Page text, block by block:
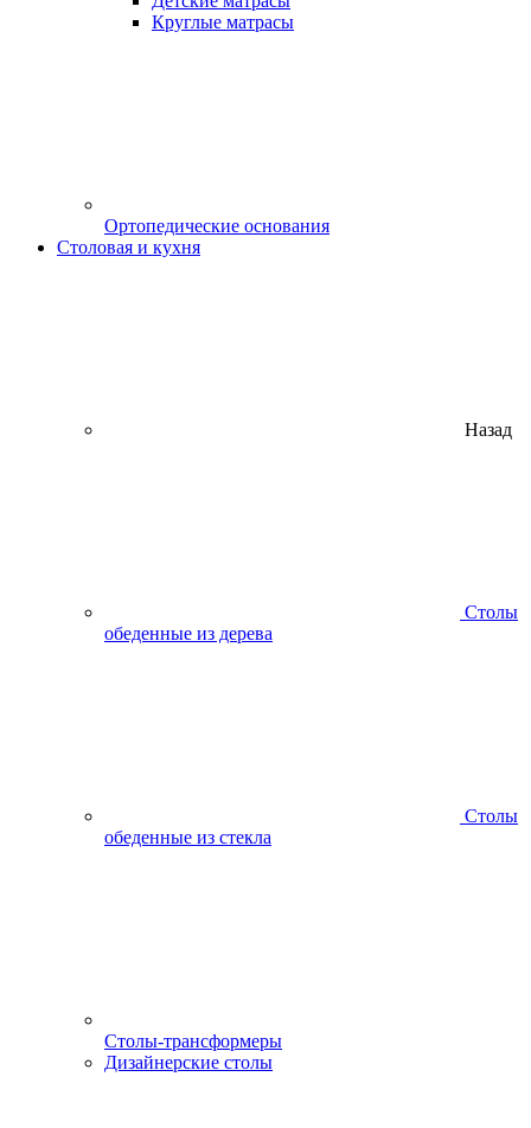
Круглые матрасы
Ортопедические основания
Столовая и кухня
Назад
Столы
обеденные из дерева
Столы
обеденные из стекла
Столы-трансформеры
Дизайнерские столы